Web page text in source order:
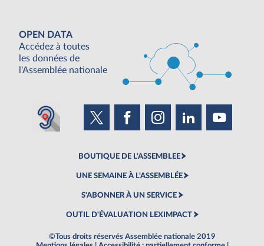
OPEN DATA
Accédez à toutes
les données de
l'Assemblée nationale
BOUTIQUE DE L'ASSEMBLEE
UNE SEMAINE À L'ASSEMBLÉE
S'ABONNER À UN SERVICE
OUTIL D'ÉVALUATION LEXIMPACT
©Tous droits réservés Assemblée nationale 2019